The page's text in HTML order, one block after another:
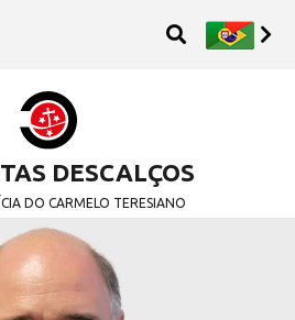
DESCALÇOS
DO CARMELO TERESIANO